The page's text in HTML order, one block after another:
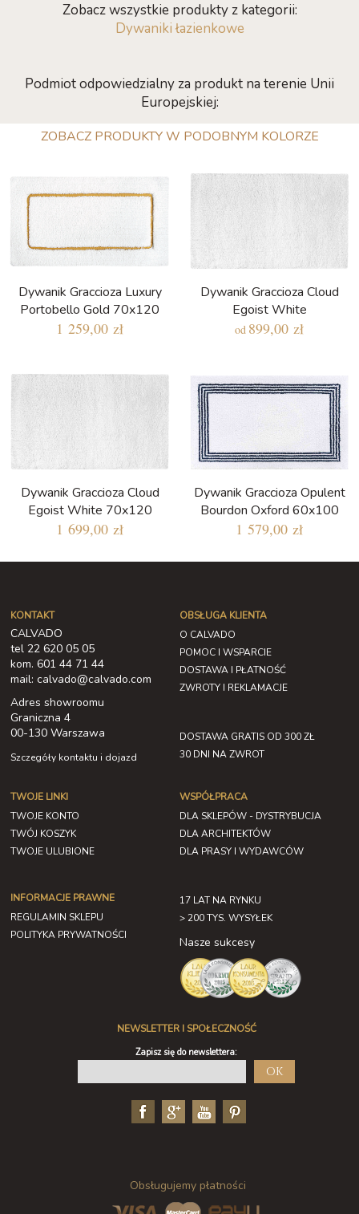
Zobacz wszystkie produkty z kategorii:
Dywaniki łazienkowe
Podmiot odpowiedzialny za produkt na terenie Unii
Europejskiej:
ZOBACZ PRODUKTY W PODOBNYM KOLORZE
Dywanik Graccioza Luxury
Portobello Gold 70x120
1 259,00 zł
Dywanik Graccioza Cloud
Egoist White
od 899,00 zł
Dywanik Graccioza Cloud
Egoist White 70x120
1 699,00 zł
Dywanik Graccioza Opulent
Bourdon Oxford 60x100
1 579,00 zł
KONTAKT
CALVADO
tel 22 620 05 05
kom. 601 44 71 44
mail: calvado@calvado.com
Adres showroomu
Graniczna 4
00-130 Warszawa
Szczegóły kontaktu i dojazd
OBSŁUGA KLIENTA
O CALVADO
POMOC I WSPARCIE
DOSTAWA I PŁATNOŚĆ
ZWROTY I REKLAMACJE
DOSTAWA GRATIS OD 300 ZŁ
30 DNI NA ZWROT
TWOJE LINKI
TWOJE KONTO
TWÓJ KOSZYK
TWOJE ULUBIONE
INFORMACJE PRAWNE
REGULAMIN SKLEPU
POLITYKA PRYWATNOŚCI
WSPÓŁPRACA
DLA SKLEPÓW - DYSTRYBUCJA
DLA ARCHITEKTÓW
DLA PRASY I WYDAWCÓW
17 LAT NA RYNKU
> 200 TYS. WYSYŁEK
Nasze sukcesy
NEWSLETTER I SPOŁECZNOŚĆ
Zapisz się do newslettera:
OK
Obsługujemy płatności